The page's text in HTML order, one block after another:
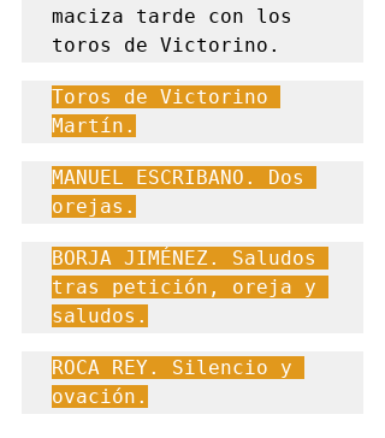
maciza tarde con los
toros de Victorino.
Toros de Victorino
Martín.
MANUEL ESCRIBANO. Dos
orejas.
BORJA JIMÉNEZ. Saludos
tras petición, oreja y
saludos.
ROCA REY. Silencio y
ovación.